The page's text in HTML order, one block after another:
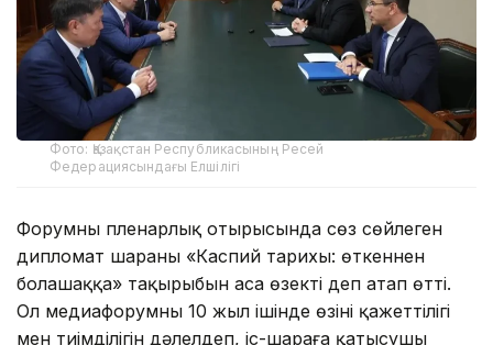
Фото: Қазақстан Республикасының Ресей
Федерациясындағы Елшілігі
Форумның пленарлық отырысында сөз сөйлеген
дипломат шараның «Каспий тарихы: өткеннен
болашаққа» тақырыбын аса өзекті деп атап өтті.
Ол медиафорумның 10 жыл ішінде өзінің қажеттілігі
мен тиімділігін дәлелдеп, іс-шараға қатысушы